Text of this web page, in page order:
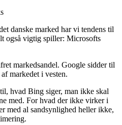
danske marked har vi tendens til
også vigtig spiller: Microsofts
markedsandel. Google sidder til
markedet i vesten.
hvad Bing siger, man ikke skal
med. For hvad der ikke virker i
med al sandsynlighed heller ikke,